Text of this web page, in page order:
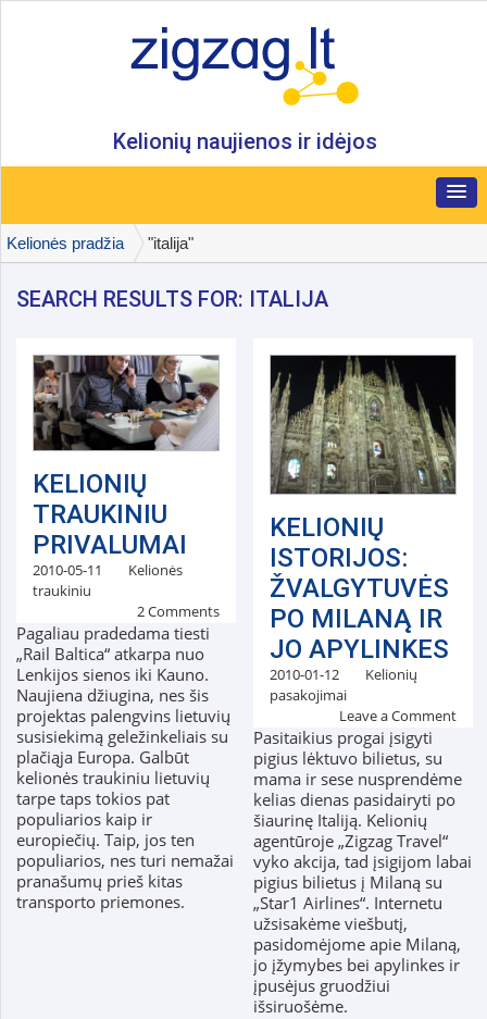
Kelionių naujienos ir idėjos
Kelionės pradžia "italija"
SEARCH RESULTS FOR: ITALIJA
KELIONIŲ
TRAUKINIU
PRIVALUMAI
2010-05-11
Kelionės
traukiniu
2 Comments
Pagaliau pradedama tiesti
„Rail Baltica“ atkarpa nuo
Lenkijos sienos iki Kauno.
Naujiena džiugina, nes šis
projektas palengvins lietuvių
susisiekimą geležinkeliais su
plačiąja Europa. Galbūt
kelionės traukiniu lietuvių
tarpe taps tokios pat
populiarios kaip ir
europiečių. Taip, jos ten
populiarios, nes turi nemažai
pranašumų prieš kitas
transporto priemones.
KELIONIŲ
ISTORIJOS:
ŽVALGYTUVĖS
PO MILANĄ IR
JO APYLINKES
2010-01-12
Kelionių
pasakojimai
Leave a Comment
Pasitaikius progai įsigyti
pigius lėktuvo bilietus, su
mama ir sese nusprendėme
kelias dienas pasidairyti po
šiaurinę Italiją. Kelionių
agentūroje „Zigzag Travel“
vyko akcija, tad įsigijom labai
pigius bilietus į Milaną su
„Star1 Airlines“. Internetu
užsisakėme viešbutį,
pasidomėjome apie Milaną,
jo įžymybes bei apylinkes ir
įpusėjus gruodžiui
išsiruošėme.